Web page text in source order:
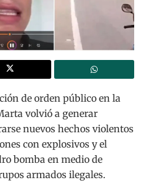
de orden público en la
volvió a generar
nuevos hechos violentos
con explosivos y el
bomba en medio de
armados ilegales.